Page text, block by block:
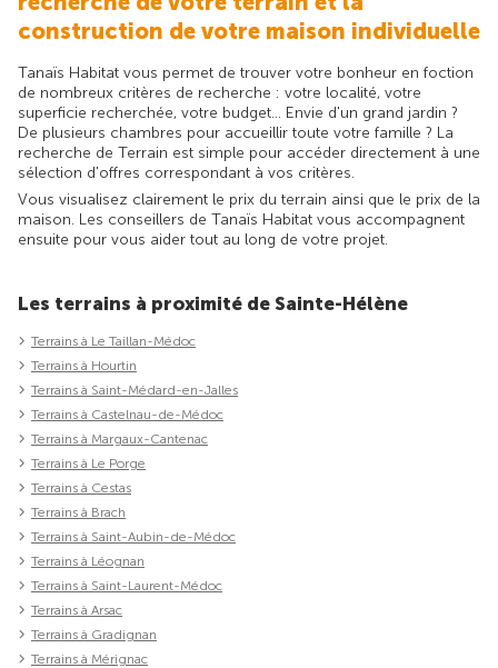
construction de votre maison individuelle
Tanaïs Habitat vous permet de trouver votre bonheur en foction
de nombreux critères de recherche : votre localité, votre
superficie recherchée, votre budget... Envie d'un grand jardin ?
De plusieurs chambres pour accueillir toute votre famille ? La
recherche de Terrain est simple pour accéder directement à une
sélection d'offres correspondant à vos critères.
Vous visualisez clairement le prix du terrain ainsi que le prix de la
maison. Les conseillers de Tanaïs Habitat vous accompagnent
ensuite pour vous aider tout au long de votre projet.
Les terrains à proximité de Sainte-Hélène
Terrains à Le Taillan-Médoc
Terrains à Hourtin
Terrains à Saint-Médard-en-Jalles
Terrains à Castelnau-de-Médoc
Terrains à Margaux-Cantenac
Terrains à Le Porge
Terrains à Cestas
Terrains à Brach
Terrains à Saint-Aubin-de-Médoc
Terrains à Léognan
Terrains à Saint-Laurent-Médoc
Terrains à Arsac
Terrains à Gradignan
Terrains à Mérignac